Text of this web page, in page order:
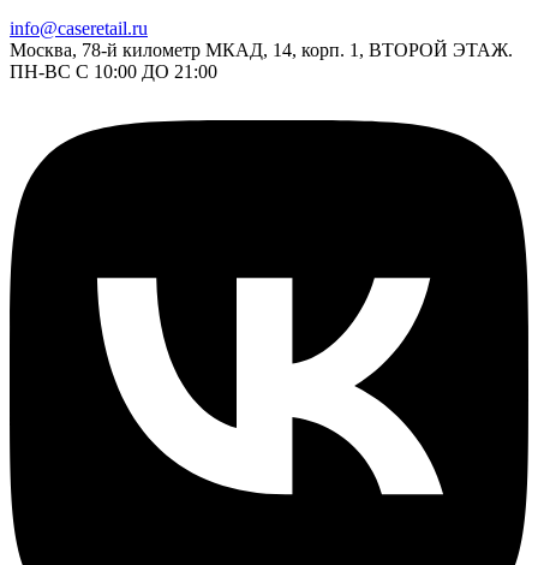
info@caseretail.ru
Москва, 78-й километр МКАД, 14, корп. 1, ВТОРОЙ ЭТАЖ.
ПН-ВС С 10:00 ДО 21:00